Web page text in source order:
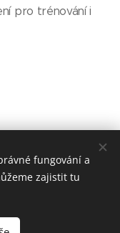
pro trénování i
p.s.
fungování a
zajistit tu